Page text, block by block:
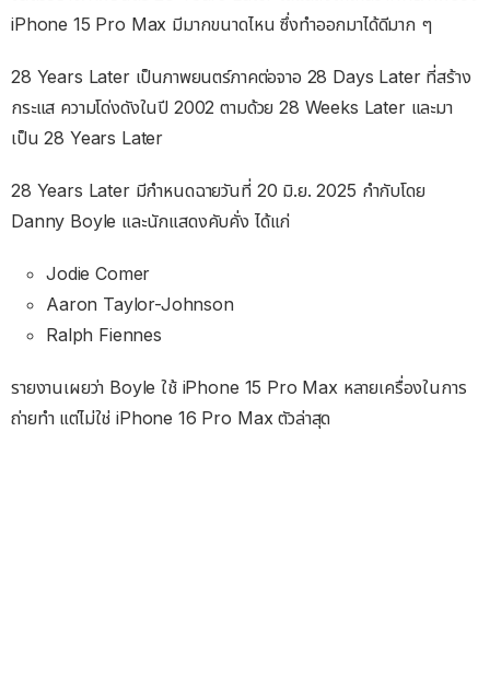
iPhone 15 Pro Max มีมากขนาดไหน ซึ่งทำออกมาได้ดีมาก ๆ
28 Years Later เป็นภาพยนตร์ภาคต่อจาอ 28 Days Later ที่สร้าง
กระแส ความโด่งดังในปี 2002 ตามด้วย 28 Weeks Later และมา
เป็น 28 Years Later
28 Years Later มีกำหนดฉายวันที่ 20 มิ.ย. 2025 กำกับโดย
Danny Boyle และนักแสดงคับคั่ง ได้แก่
Jodie Comer
Aaron Taylor-Johnson
Ralph Fiennes
รายงานเผยว่า Boyle ใช้ iPhone 15 Pro Max หลายเครื่องในการ
ถ่ายทำ แต่ไม่ใช่ iPhone 16 Pro Max ตัวล่าสุด